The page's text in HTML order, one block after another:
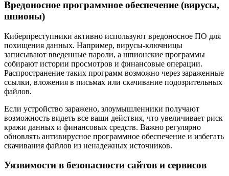
Вредоносное программное обеспечение (вирусы,
шпионы)
Киберпреступники активно используют вредоносное ПО для
похищения данных. Например, вирусы-ключницы
записывают введенные пароли, а шпионские программы
собирают истории просмотров и финансовые операции.
Распространение таких программ возможно через зараженные
ссылки, вложения в письмах или скачивание подозрительных
файлов.
Если устройство заражено, злоумышленники получают
возможность видеть все ваши действия, что увеличивает риск
кражи данных и финансовых средств. Важно регулярно
обновлять антивирусное программное обеспечение и избегать
скачивания файлов из ненадежных источников.
Уязвимости в безопасности сайтов и сервисов